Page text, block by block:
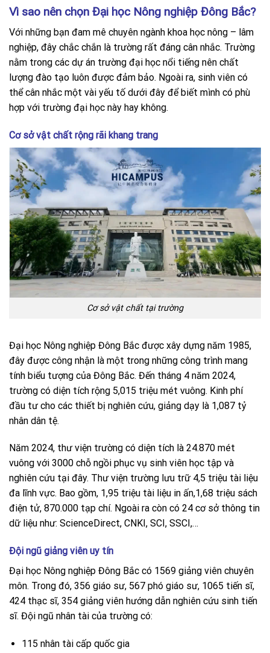
Vì sao nên chọn Đại học Nông nghiệp Đông Bắc?
Với những bạn đam mê chuyên ngành khoa học nông – lâm
nghiệp, đây chắc chắn là trường rất đáng cân nhắc. Trường
nằm trong các dự án trường đại học nổi tiếng nên chất
lượng đào tạo luôn được đảm bảo. Ngoài ra, sinh viên có
thể cân nhắc một vài yếu tố dưới đây để biết mình có phù
hợp với trường đại học này hay không.
Cơ sở vật chất rộng rãi khang trang
Cơ sở vật chất tại trường
Đại học Nông nghiệp Đông Bắc được xây dựng năm 1985,
đây được công nhận là một trong những công trình mang
tính biểu tượng của Đông Bắc. Đến tháng 4 năm 2024,
trường có diện tích rộng 5,015 triệu mét vuông. Kinh phí
đầu tư cho các thiết bị nghiên cứu, giảng dạy là 1,087 tỷ
nhân dân tệ.
Năm 2024, thư viện trường có diện tích là 24.870 mét
vuông với 3000 chỗ ngồi phục vụ sinh viên học tập và
nghiên cứu tại đây. Thư viện trường lưu trữ 4,5 triệu tài liệu
đa lĩnh vực. Bao gồm, 1,95 triệu tài liệu in ấn,1,68 triệu sách
điện tử, 870.000 tạp chí. Ngoài ra còn có 24 cơ sở thông tin
dữ liệu như: ScienceDirect, CNKI, SCI, SSCI,…
Đội ngũ giảng viên uy tín
Đại học Nông nghiệp Đông Bắc có 1569 giảng viên chuyên
môn. Trong đó, 356 giáo sư, 567 phó giáo sư, 1065 tiến sĩ,
424 thạc sĩ, 354 giảng viên hướng dẫn nghiên cứu sinh tiến
sĩ. Đội ngũ nhân tài của trường có:
115 nhân tài cấp quốc gia